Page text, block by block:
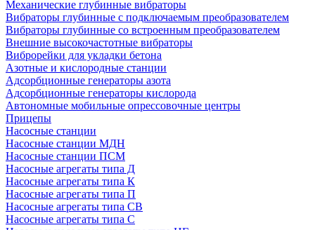
Механические глубинные вибраторы
Вибраторы глубинные с подключаемым преобразователем
Вибраторы глубинные со встроенным преобразователем
Внешние высокочастотные вибраторы
Виброрейки для укладки бетона
Азотные и кислородные станции
Адсорбционные генераторы азота
Адсорбционные генераторы кислорода
Автономные мобильные опрессовочные центры
Прицепы
Насосные станции
Насосные станции МДН
Насосные станции ПСМ
Насосные агрегаты типа Д
Насосные агрегаты типа К
Насосные агрегаты типа П
Насосные агрегаты типа СВ
Насосные агрегаты типа С